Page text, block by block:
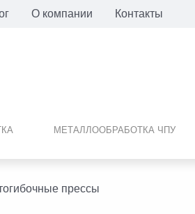
О компании Контакты
МЕТАЛЛООБРАБОТКА ЧПУ
прессы